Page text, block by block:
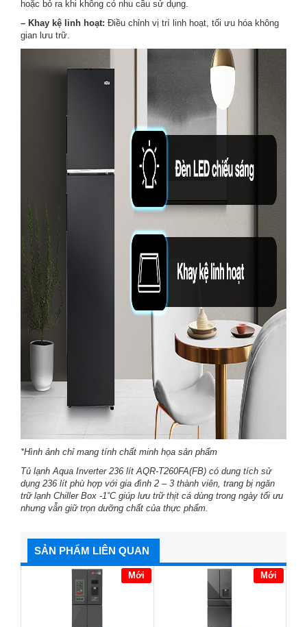
hoặc bỏ ra khi không có nhu cầu sử dụng.
– Khay kệ linh hoạt: Điều chỉnh vị trí linh hoạt, tối ưu hóa không
gian lưu trữ.
*Hình ảnh chỉ mang tính chất minh họa sản phẩm
Tủ lạnh Aqua Inverter 236 lít AQR-T260FA(FB) có dung tích sử
dụng 236 lít phù hợp với gia đình 2 – 3 thành viên, trang bị ngăn
trữ lạnh Chiller Box -1˚C giúp lưu trữ thịt cá dùng trong ngày tối ưu
nhưng vẫn giữ trọn dưỡng chất của thực phẩm.
SẢN PHẨM LIÊN QUAN
Mới Mới